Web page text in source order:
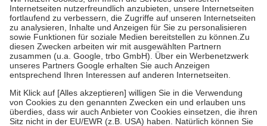
Kosten der Leistung zu entrichten.
Diese Regeln gelten grundsätzlich auch für Online-Apotheken.
Bei Heilmitteln und häuslicher Krankenpflege beträgt die
Zuzahlung zehn Prozent der Kosten sowie zehn Euro je
Verordnung.
Um das Engagement der Versicherten für ihre eigene Gesundheit zu
stärken und die besondere Stellung der Familie zu unterstützen,
fallenkeine Zuzahlungenan bei:
• Kindern und Jugendlichen bis zum vollendeten 18. Lebensjahr
mit Ausnahme der Fahrkosten